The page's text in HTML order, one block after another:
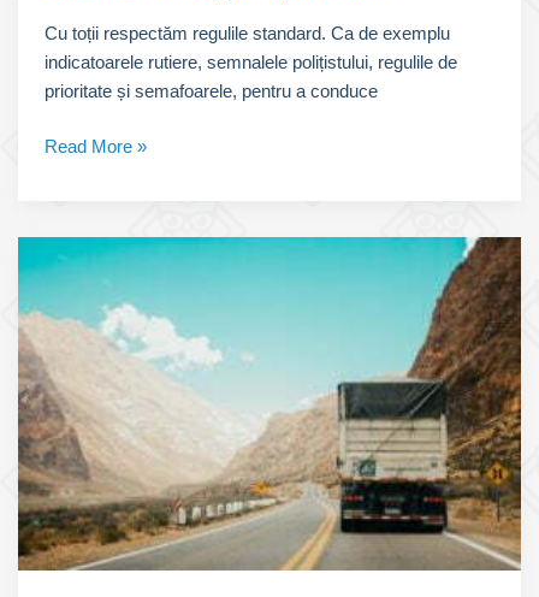
Cu toții respectăm regulile standard. Ca de exemplu
indicatoarele rutiere, semnalele polițistului, regulile de
prioritate și semafoarele, pentru a conduce
Regula
La
se
aceasta?
Read More »